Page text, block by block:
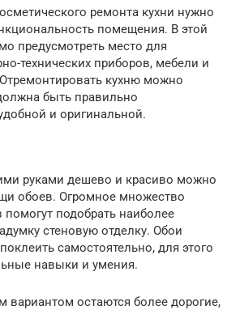
ремонта кухни нужно
помещения. В этой
предусмотреть место для
технических приборов, мебели и
кухню можно
быть правильно
и оригинальной.
руками дешево и красиво можно
обоев. Огромное множество
помогут подобрать наиболее
стеновую отделку. Обои
самостоятельно, для этого
навыки и умения.
вариантом остаются более дорогие,